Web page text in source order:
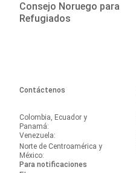
Consejo Noruego para
Refugiados
Contáctenos
Colombia, Ecuador y
Panamá:
Venezuela:
Norte de Centroamérica y
México:
Para notificaciones